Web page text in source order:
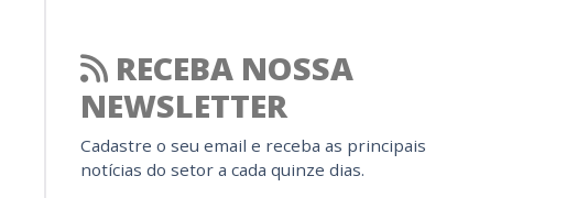
RECEBA NOSSA
NEWSLETTER
Cadastre o seu email e receba as principais
notícias do setor a cada quinze dias.